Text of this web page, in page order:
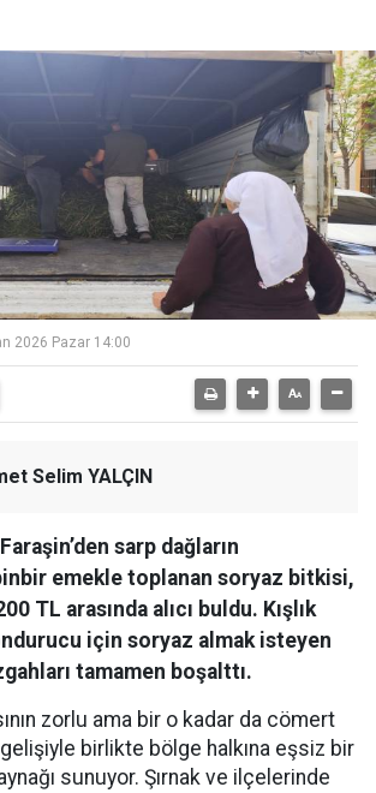
2026 Pazar 14:00
Selim YALÇIN
sarp dağların
emekle toplanan soryaz bitkisi,
TL arasında alıcı buldu. Kışlık
için soryaz almak isteyen
tamamen boşalttı.
zorlu ama bir o kadar da cömert
gelişiyle birlikte bölge halkına eşsiz bir
sunuyor. Şırnak ve ilçelerinde